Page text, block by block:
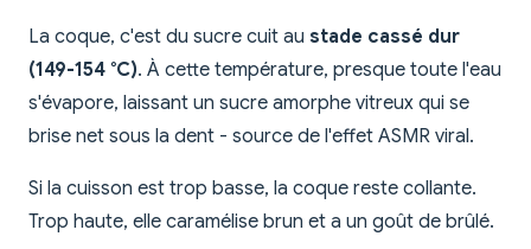
La coque, c'est du sucre cuit au stade cassé dur
(149-154 °C). À cette température, presque toute l'eau
s'évapore, laissant un sucre amorphe vitreux qui se
brise net sous la dent - source de l'effet ASMR viral.
Si la cuisson est trop basse, la coque reste collante.
Trop haute, elle caramélise brun et a un goût de brûlé.